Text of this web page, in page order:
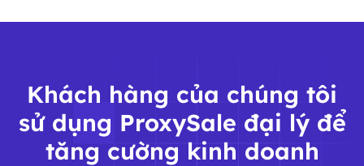
Khách hàng của chúng tôi
sử dụng ProxySale đại lý để
tăng cường kinh doanh